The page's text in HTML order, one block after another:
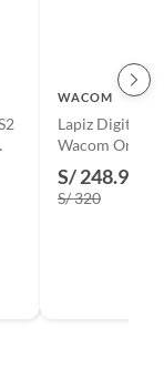
WACOM
Lapiz Digital
Wacom One
Color Negro
S/ 248.90
S/ 320